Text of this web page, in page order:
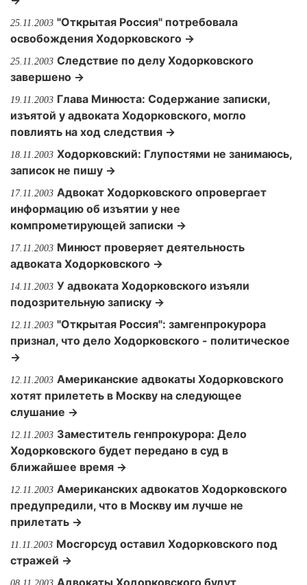
25.11.2003 "Открытая Россия" потребовала
освобождения Ходорковского →
25.11.2003 Следствие по делу Ходорковского
завершено →
19.11.2003 Глава Минюста: Содержание записки,
изъятой у адвоката Ходорковского, могло
повлиять на ход следствия →
18.11.2003 Ходорковский: Глупостями не занимаюсь,
записок не пишу →
17.11.2003 Адвокат Ходорковского опровергает
информацию об изъятии у нее
компрометирующей записки →
17.11.2003 Минюст проверяет деятельность
адвоката Ходорковского →
14.11.2003 У адвоката Ходорковского изъяли
подозрительную записку →
12.11.2003 "Открытая Россия": замгенпрокурора
признал, что дело Ходорковского - политическое
→
12.11.2003 Американские адвокаты Ходорковского
хотят прилететь в Москву на следующее
слушание →
12.11.2003 Заместитель генпрокурора: Дело
Ходорковского будет передано в суд в
ближайшее время →
12.11.2003 Американских адвокатов Ходорковского
предупредили, что в Москву им лучше не
прилетать →
11.11.2003 Мосгорсуд оставил Ходорковского под
стражей →
Адвокаты Ходорковского будут